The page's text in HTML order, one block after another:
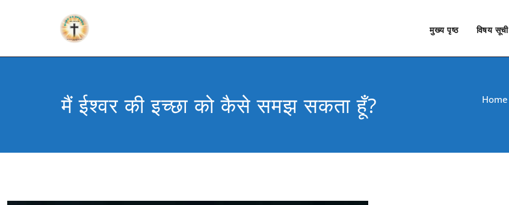
मुख्य पृष्ठ विषय सूची
मैं ईश्वर की इच्छा को कैसे समझ सकता हूँ? Home